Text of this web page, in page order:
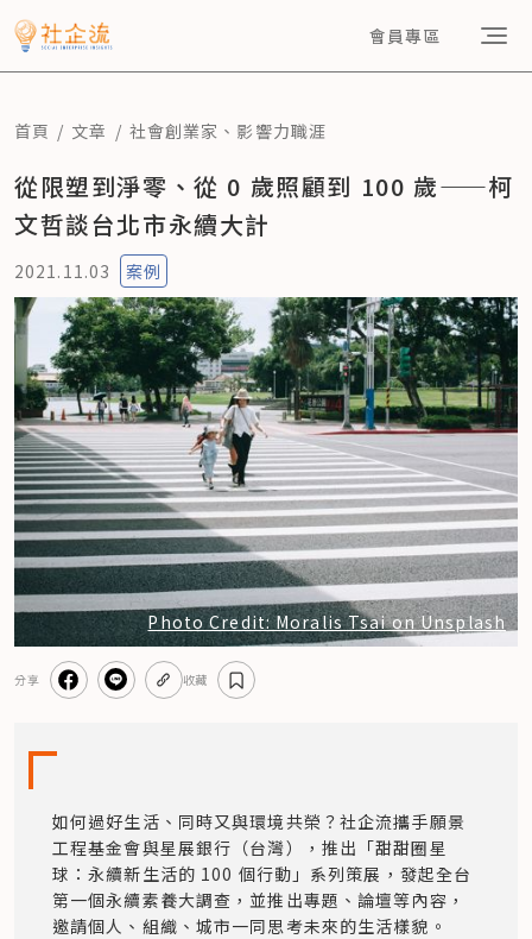
會員專區
首頁 文章 社會創業家 、 影響力職涯
從限塑到淨零、從 0 歲照顧到 100 歲——柯
文哲談台北市永續大計
2021.11.03 案例
Photo Credit: Moralis Tsai on Unsplash
分享 收藏
如何過好生活、同時又與環境共榮？社企流攜手願景
工程基金會與星展銀行（台灣），推出「甜甜圈星
球：永續新生活的 100 個行動」系列策展，發起全台
第一個永續素養大調查，並推出專題、論壇等內容，
邀請個人、組織、城市一同思考未來的生活樣貌。